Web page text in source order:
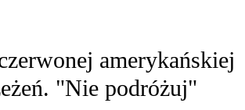
amerykańskiej
"Nie podróżuj"